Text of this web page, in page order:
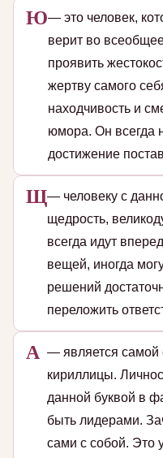
Ю— это человек,
верит во
проявить
жертву самого
находчивость и
юмора. Он всегда
достижение
Щ— человеку с
щедрость,
всегда идут
вещей, иногда
решений
переложить
А — является самой
кириллицы.
данной буквой в
быть лидерами.
сами с собой. Это